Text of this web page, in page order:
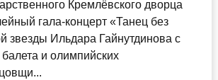
Кремлёвского дворца
гала-концерт «Танец без
звезды Ильдара Гайнутдинова с
и олимпийских